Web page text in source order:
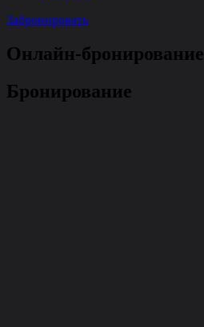
Забронировать
Онлайн-бронирование
Бронирование